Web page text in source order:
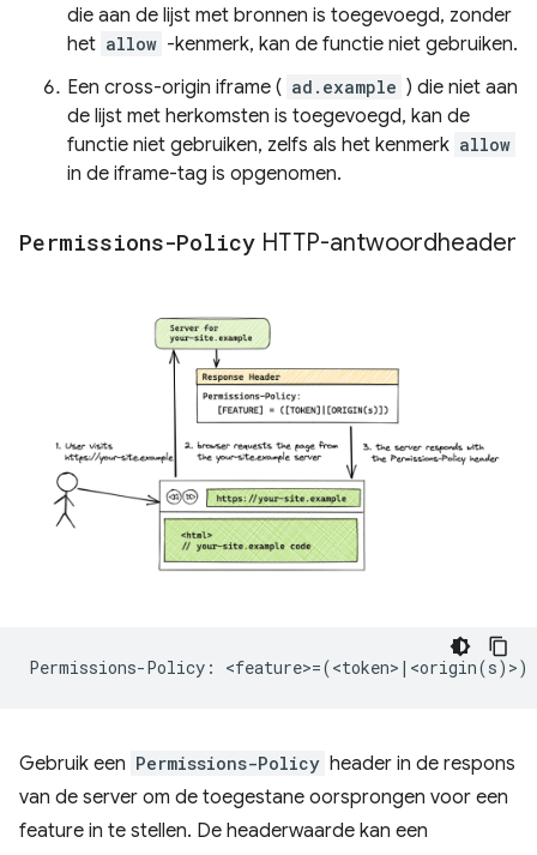
die aan de lijst met bronnen is toegevoegd, zonder
het allow -kenmerk, kan de functie niet gebruiken.
Een cross-origin iframe ( ad.example ) die niet aan
de lijst met herkomsten is toegevoegd, kan de
functie niet gebruiken, zelfs als het kenmerk allow
in de iframe-tag is opgenomen.
Permissions-Policy HTTP-antwoordheader
Gebruik een Permissions-Policy header in de respons
van de server om de toegestane oorsprongen voor een
feature in te stellen. De headerwaarde kan een